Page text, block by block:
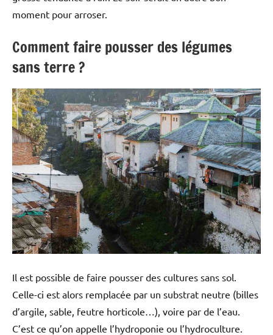
moment pour arroser.
Comment faire pousser des légumes
sans terre ?
Il est possible de faire pousser des cultures sans sol.
Celle-ci est alors remplacée par un substrat neutre (billes
d’argile, sable, feutre horticole…), voire par de l’eau.
C’est ce qu’on appelle l’hydroponie ou l’hydroculture.